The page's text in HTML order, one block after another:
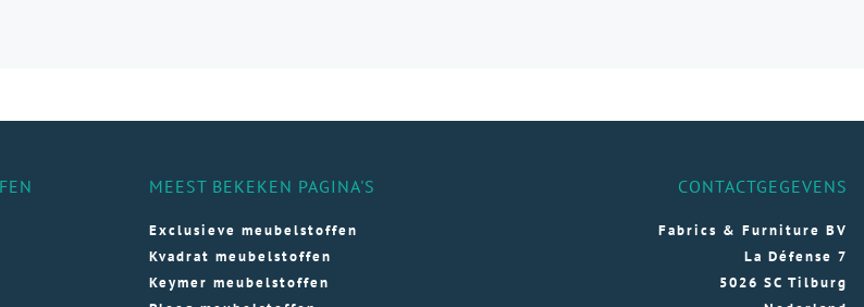
MEEST BEKEKEN PAGINA'S
Exclusieve meubelstoffen
Kvadrat meubelstoffen
Keymer meubelstoffen
CONTACTGEGEVENS
Fabrics & Furniture BV
La Défense 7
5026 SC Tilburg